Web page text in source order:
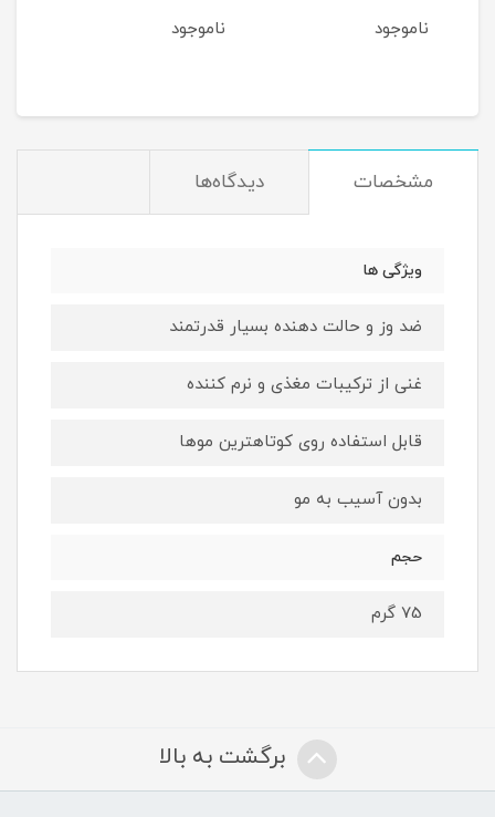
مشخصات دیدگاه‌ها
ویژگی ها
ضد وز و حالت دهنده بسیار قدرتمند
غنی از ترکیبات مغذی و نرم کننده
قابل استفاده روی کوتاهترین موها
بدون آسیب به مو
حجم
75 گرم
برگشت به بالا